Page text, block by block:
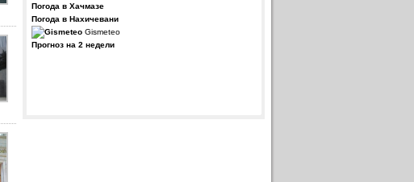
Погода в Хачмазе
Погода в Нахичевани
Gismeteo
Прогноз на 2 недели